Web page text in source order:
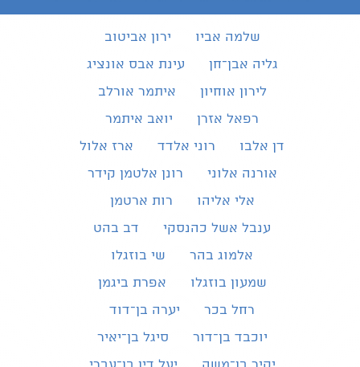
שלמה אביו
ירון אביטוב
גליה אבן־חן
עינת אבס אונציג
לירון אוחיון
איתמר אורלב
רפאל אזרן
יואב איתמר
דן אלבו
רוני אלדד
ארז אלול
אורנה אלוני
רונן אלטמן קידר
אלי אליהו
רות ארטמן
ענבל אשל כהנסקי
דב בהט
אלמוג בהר
שי בוזגלו
שמעון בוזגלו
אפרת ביגמן
רחל בכר
יערה בן־דוד
יוכבד בן־דור
סיגל בן־יאיר